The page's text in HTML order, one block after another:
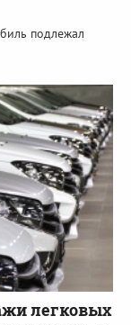
подлежал
легковых